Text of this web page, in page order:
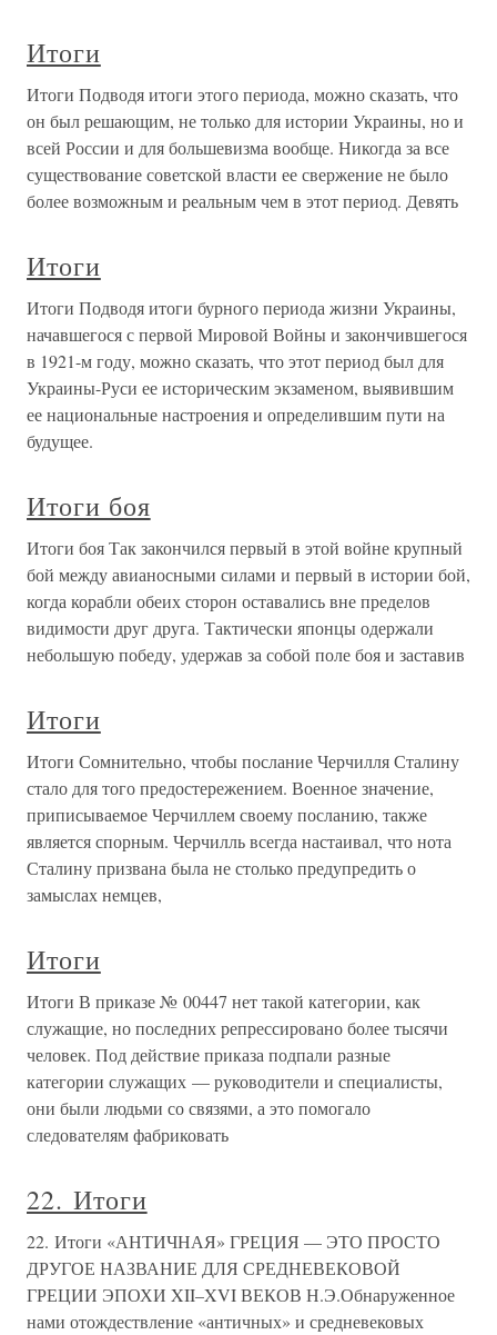
Итоги
Итоги Подводя итоги этого периода, можно сказать, что
он был решающим, не только для истории Украины, но и
всей России и для большевизма вообще. Никогда за все
существование советской власти ее свержение не было
более возможным и реальным чем в этот период. Девять
Итоги
Итоги Подводя итоги бурного периода жизни Украины,
начавшегося с первой Мировой Войны и закончившегося
в 1921-м году, можно сказать, что этот период был для
Украины-Руси ее историческим экзаменом, выявившим
ее национальные настроения и определившим пути на
будущее.
Итоги боя
Итоги боя Так закончился первый в этой войне крупный
бой между авианосными силами и первый в истории бой,
когда корабли обеих сторон оставались вне пределов
видимости друг друга. Тактически японцы одержали
небольшую победу, удержав за собой поле боя и заставив
Итоги
Итоги Сомнительно, чтобы послание Черчилля Сталину
стало для того предостережением. Военное значение,
приписываемое Черчиллем своему посланию, также
является спорным. Черчилль всегда настаивал, что нота
Сталину призвана была не столько предупредить о
замыслах немцев,
Итоги
Итоги В приказе № 00447 нет такой категории, как
служащие, но последних репрессировано более тысячи
человек. Под действие приказа подпали разные
категории служащих — руководители и специалисты,
они были людьми со связями, а это помогало
следователям фабриковать
22. Итоги
22. Итоги «АНТИЧНАЯ» ГРЕЦИЯ — ЭТО ПРОСТО
ДРУГОЕ НАЗВАНИЕ ДЛЯ СРЕДНЕВЕКОВОЙ
ГРЕЦИИ ЭПОХИ XII–XVI ВЕКОВ Н.Э.Обнаруженное
нами отождествление «античных» и средневековых